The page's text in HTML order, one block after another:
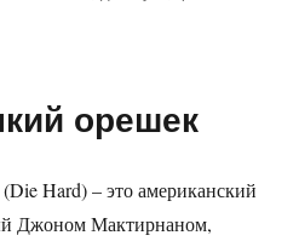
орешек
(Die Hard) – это американский
Джоном Мактирнаном,